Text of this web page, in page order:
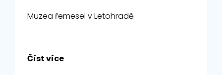
Muzea řemesel v Letohradě
Číst více